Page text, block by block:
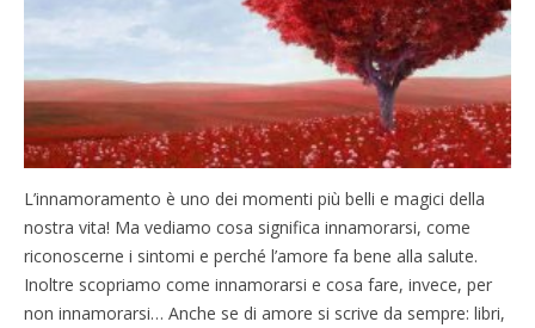
L’innamoramento è uno dei momenti più belli e magici della
nostra vita! Ma vediamo cosa significa innamorarsi, come
riconoscerne i sintomi e perché l’amore fa bene alla salute.
Inoltre scopriamo come innamorarsi e cosa fare, invece, per
non innamorarsi… Anche se di amore si scrive da sempre: libri,